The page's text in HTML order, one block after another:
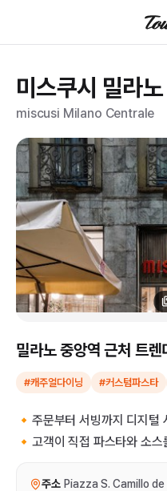
미스쿠시 밀라
miscusi Milano Centrale
밀라노 중앙역 근처 트
#캐주얼다이닝 #커스텀파스타
🔸주문부터 서빙까지 디지털
🔸고객이 직접 파스타와 소
주소 Piazza S. Camillo